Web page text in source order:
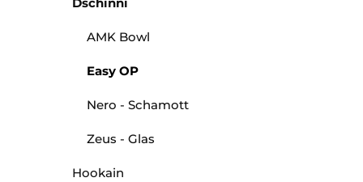
Dschinni
AMK Bowl
Easy OP
Nero - Schamott
Zeus - Glas
Hookain